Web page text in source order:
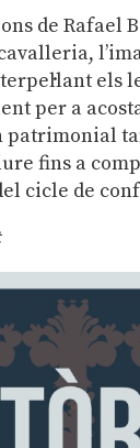
de Rafael
els
per a
fins a
cicle de